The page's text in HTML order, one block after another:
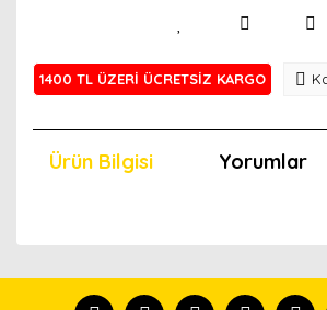
1400 TL ÜZERİ ÜCRETSİZ KARGO
Ürün Bilgisi Yorumlar
tanısın.
formunu kullanarak tarafımıza
Görüş ve önerileriniz için teşekkür